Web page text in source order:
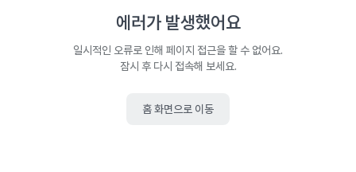
에러가 발생했어요
일시적인 오류로 인해 페이지 접근을 할 수 없어요.
잠시 후 다시 접속해 보세요.
홈 화면으로 이동